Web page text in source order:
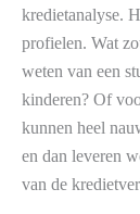
kredietanalyse.
profielen. Wat
weten van een
kinderen? Of
kunnen heel
en dan leveren
van de